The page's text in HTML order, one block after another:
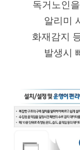
독거노인
알리미
화재감지
발생시